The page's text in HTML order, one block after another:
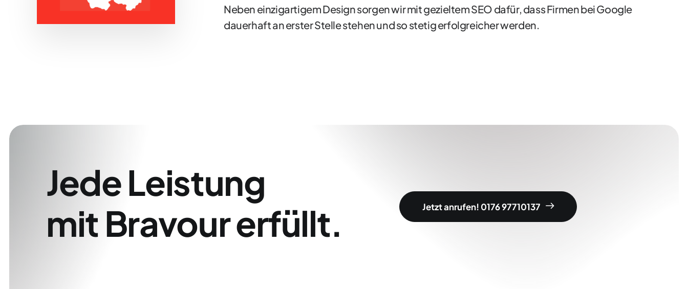
Neben einzigartigem Design sorgen wir mit gezieltem SEO dafür, dass Firmen bei Google
dauerhaft an erster Stelle stehen und so stetig erfolgreicher werden.
Jede Leistung
mit Bravour erfüllt.
Jetzt anrufen! 0176 97710137